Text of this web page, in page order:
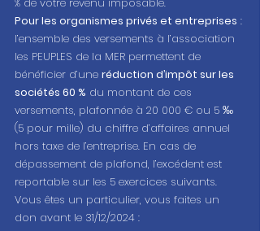
% de votre revenu imposable.
Pour les organismes privés et entreprises :
l’ensemble des versements à l’association
les PEUPLES de la MER permettent de
bénéficier d’une réduction d’impôt sur les
sociétés 60 % du montant de ces
versements, plafonnée à 20 000 € ou 5 ‰
(5 pour mille) du chiffre d’affaires annuel
hors taxe de l’entreprise. En cas de
dépassement de plafond, l’excédent est
reportable sur les 5 exercices suivants.
Vous êtes un particulier, vous faites un
don avant le 31/12/2024 :